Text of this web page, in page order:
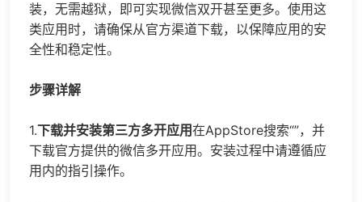
装，无需越狱，即可实现微信双开甚至更多。使用这
类应用时，请确保从官方渠道下载，以保障应用的安
全性和稳定性。
步骤详解
1.下载并安装第三方多开应用在AppStore搜索“”，并
下载官方提供的微信多开应用。安装过程中请遵循应
用内的指引操作。